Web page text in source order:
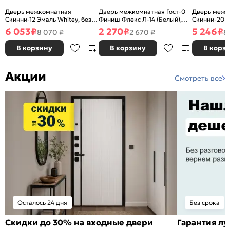
Дверь межкомнатная
Скинни-12 Эмаль Whitey, без
декора, глухая, без стекла,
без кромки, скиновая
6 053₽8 070 ₽
В корзину
Дверь межкомнатная Гост-0
Финиш Флекс Л-14 (Белый),
глухая, каркасно-щитовая
2 270₽2 670 ₽
В корзину
Дверь
Скинни-20
декора,
без кромки,
5 246₽8
В
Акции Смотреть все
Осталось 24 дня
Скидки до 30% на входные двери
Без срока
Гарантия